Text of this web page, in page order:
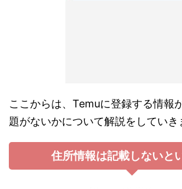
ここからは、Temuに登録する情報
題がないかについて解説をしていき
住所情報は記載しないと